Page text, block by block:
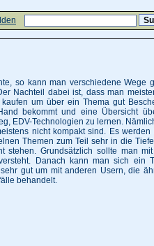
so kann man verschiedene Wege
Nachteil dabei ist, dass man
um über ein Thema gut
bekommt und eine Übersicht
EDV-Technologien zu lernen.
nicht kompakt sind. Es werden
Themen zum Teil sehr in die
Grundsätzlich sollte man
Danach kann man sich ein
gut um mit anderen Usern, die
behandelt.